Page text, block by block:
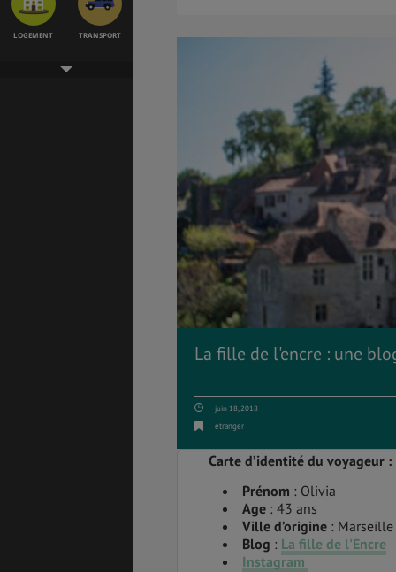
LOGEMENT TRANSPORT
La fille de l'encre : une
juin 18, 2018
etranger
Carte d’identité du voyageur :
Prénom : Olivia
Age : 43 ans
Ville d’origine : Marseille
Blog : La fille de l'Encre
Instagram